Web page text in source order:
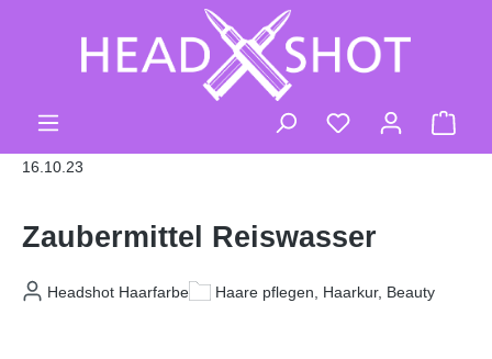
Zum Hauptinhalt springen
Du hast 0
16.10.23
Zaubermittel Reiswasser
Headshot Haarfarbe Haare pflegen, Haarkur, Beauty